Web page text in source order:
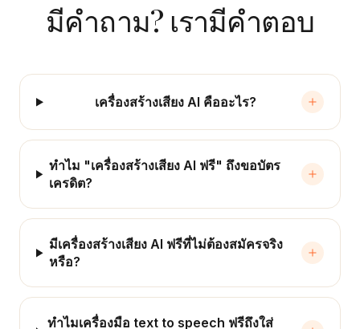
มีคำถาม? เรามีคำตอบ
เครื่องสร้างเสียง AI คืออะไร?
ทำไม "เครื่องสร้างเสียง AI ฟรี" ถึงขอบัตร
เครดิต?
มีเครื่องสร้างเสียง AI ฟรีที่ไม่ต้องสมัครจริง
หรือ?
ทำไมเครื่องมือ text to speech ฟรีถึงใส่